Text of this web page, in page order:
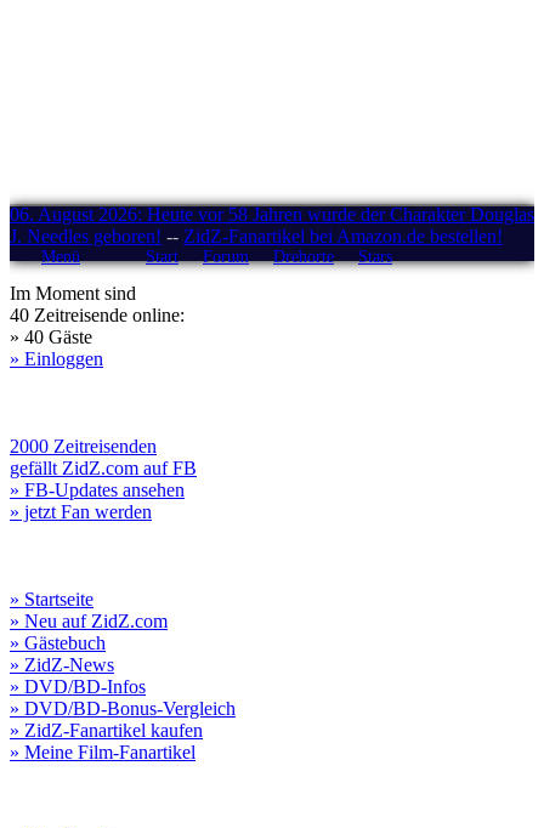
06. August 2026: Heute vor 58 Jahren wurde der Charakter Douglas
J. Needles geboren! -- ZidZ-Fanartikel bei Amazon.de bestellen!
Menü Start Forum Drehorte Stars
Im Moment sind
40 Zeitreisende online:
» 40 Gäste
» Einloggen
2000 Zeitreisenden
gefällt ZidZ.com auf FB
» FB-Updates ansehen
» jetzt Fan werden
» Startseite
» Neu auf ZidZ.com
» Gästebuch
» ZidZ-News
» DVD/BD-Infos
» DVD/BD-Bonus-Vergleich
» ZidZ-Fanartikel kaufen
» Meine Film-Fanartikel